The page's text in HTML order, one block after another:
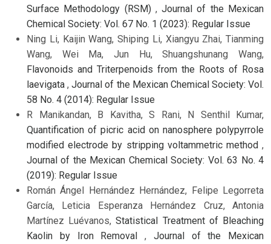
Surface Methodology (RSM) ,Journal of the Mexican
Chemical Society: Vol. 67 No. 1 (2023): Regular Issue
Ning Li, Kaijin Wang, Shiping Li, Xiangyu Zhai, Tianming
Wang, Wei Ma, Jun Hu, Shuangshunang Wang,
Flavonoids and Triterpenoids from the Roots of Rosa
laevigata,Journal of the Mexican Chemical Society: Vol.
58 No. 4 (2014): Regular Issue
R Manikandan, B Kavitha, S Rani, N Senthil Kumar,
Quantification of picric acid on nanosphere polypyrrole
modified electrode by stripping voltammetric method ,
Journal of the Mexican Chemical Society: Vol. 63 No. 4
(2019): Regular Issue
Román Ángel Hernández Hernández, Felipe Legorreta
García, Leticia Esperanza Hernández Cruz, Antonia
Martínez Luévanos,Statistical Treatment of Bleaching
Kaolin by Iron Removal , Journal of the Mexican